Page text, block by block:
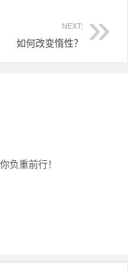
NEXT:
如何改变惰性？
负重前行！